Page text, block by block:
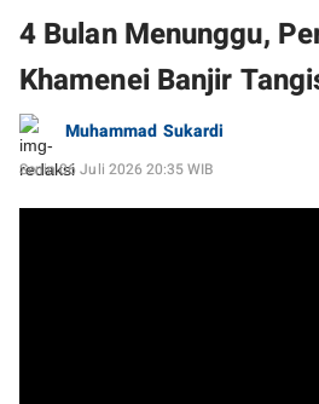
4 Bulan Menunggu,
Khamenei Banjir
Muhammad Sukardi
Senin 06 Juli 2026 20:35 WIB